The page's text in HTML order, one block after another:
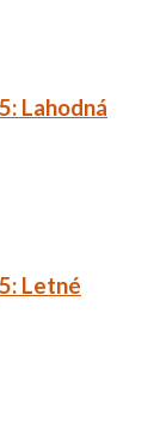
Lahodná
Letné